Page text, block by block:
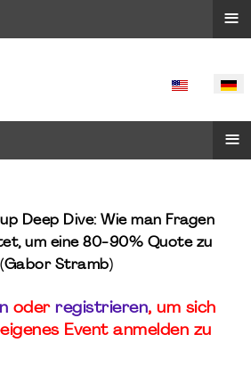
SPRACHE
≡
Deep Dive: Wie man Fragen
um eine 80-90% Quote zu
Stramb)
oder registrieren, um sich
Event anmelden zu
≡